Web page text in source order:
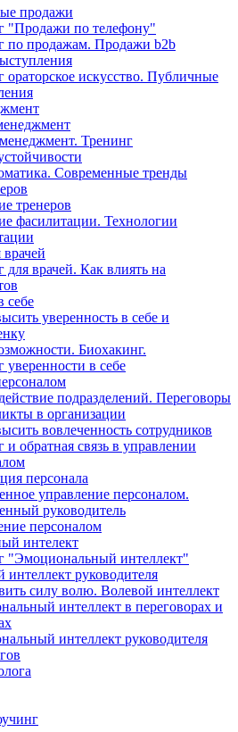
продажи
"Продажи по телефону"
по продажам. Продажи b2b
ораторское искусство. Публичные
Тренинг
Современные тренды
тренеров
фасилитации. Технологии
для врачей. Как влиять на
себе
уверенность в себе и
Биохакинг.
уверенности в себе
подразделений. Переговоры
в организации
вовлеченность сотрудников
и обратная связь в управлении
персонала
управление персоналом.
руководитель
персоналом
интелект
"Эмоциональный интеллект"
интеллект руководителя
силу волю. Волевой интеллект
интеллект в переговорах и
интеллект руководителя